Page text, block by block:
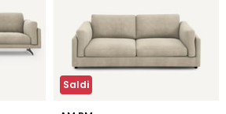
Saldi